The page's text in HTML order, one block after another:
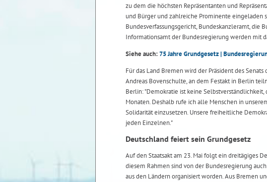
zu dem die höchsten Repräsentanten und
und Bürger und zahlreiche Prominente eingeladen
Bundesverfassungsgericht, Bundeskanzleramt, die
Informationsamt der Bundesregierung werden mit
Siehe auch:75 Jahre Grundgesetz |
Für das Land Bremen wird der Präsident des
Andreas Bovenschulte, an dem Festakt in Berlin
Berlin: "Demokratie ist keine
Monaten. Deshalb rufe ich alle Menschen in
Solidarität einzusetzen. Unsere freiheitliche
jeden Einzelnen."
Deutschland feiert sein Grundgesetz
Auf den Staatsakt am 23. Mai folgt ein dreitägiges
diesem Rahmen sind von der Bundesregierung
aus den Ländern organisiert worden. Aus Bremen